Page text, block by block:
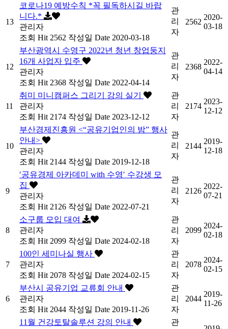
13
코로나19 예방수칙 *꼭 필독하시길 바랍
니다.*
관리자
조회 Hit 2562 작성일 Date 2020-03-18
관
리
자
2562
2020-
03-18
12
부산광역시 수영구 2022년 청년 창업둥지
16개 사업자 입주
관리자
조회 Hit 2368 작성일 Date 2022-04-14
관
리
자
2368
2022-
04-14
11
취미 미니캠퍼스 그리기 강의 실기
관리자
조회 Hit 2174 작성일 Date 2023-12-12
관
리
자
2174
2023-
12-12
10
부산경제진흥원 <“공유기업인의 밤” 행사
안내>
관리자
조회 Hit 2144 작성일 Date 2019-12-18
관
리
자
2144
2019-
12-18
9
′공유경제 아카데미 with 수영′ 수강생 모
집
관리자
조회 Hit 2126 작성일 Date 2022-07-21
관
리
자
2126
2022-
07-21
8
소구룹 모입 대여
관리자
조회 Hit 2099 작성일 Date 2024-02-18
관
리
자
2099
2024-
02-18
7
100인 세미나실 행사
관리자
조회 Hit 2078 작성일 Date 2024-02-15
관
리
자
2078
2024-
02-15
6
부산시 공유기업 교류회 안내
관리자
조회 Hit 2044 작성일 Date 2019-11-26
관
리
자
2044
2019-
11-26
11월 건강토탈솔루션 강의 안내
관